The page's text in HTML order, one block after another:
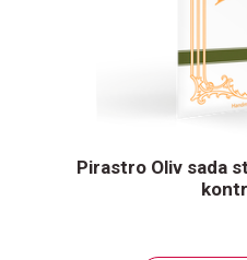
Pirastro Oliv sada